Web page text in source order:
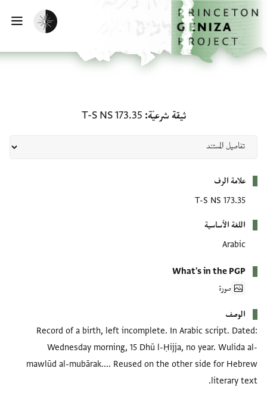
إلى المحتوى الرئيسي
الرئيسية
تفعيل الوضع المظلم
ثيقة شرعيّة T-S NS 173.35
علامة الرف
T-S NS 173.35
اللغة الأساسية
Arabic
What's in the PGP
صورة
الوصف
Record of a birth, left incomplete. In Arabic script. Dated:
Wednesday morning, 15 Dhū l-Ḥijja, no year. Wulida al-
mawlūd al-mubārak.... Reused on the other side for Hebrew
literary text.